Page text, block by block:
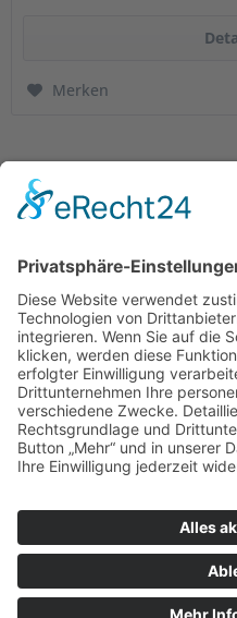
Merken
Service Hotline
Informationen
Empfehlungen
* Alle Preise inkl. gesetzl.
Über Kaffee-Welt24:
Zahlung und Versand